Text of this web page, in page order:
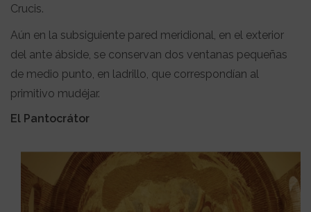
Crucis.
Aún en la subsiguiente pared meridional, en el exterior
del ante ábside, se conservan dos ventanas pequeñas
de medio punto, en ladrillo, que correspondían al
primitivo mudéjar.
El Pantocrátor